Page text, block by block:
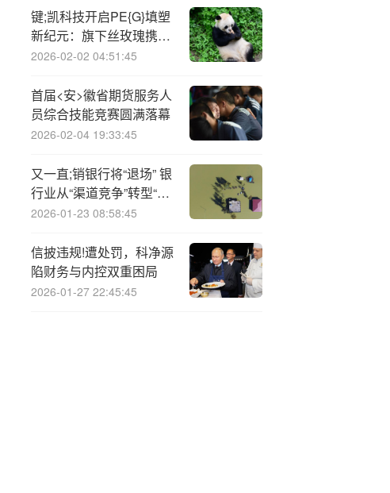
键;凯科技开启PE{G}填塑
新纪元：旗下丝玫瑰携手
北京首玺丽格新品上市
2026-02-02 04:51:45
首届<安>徽省期货服务人
员综合技能竞赛圆满落幕
2026-02-04 19:33:45
又一直;销银行将“退场” 银
行业从“渠道竞争”转型“生
态竞争”
2026-01-23 08:58:45
信披违规!遭处罚，科净源
陷财务与内控双重困局
2026-01-27 22:45:45